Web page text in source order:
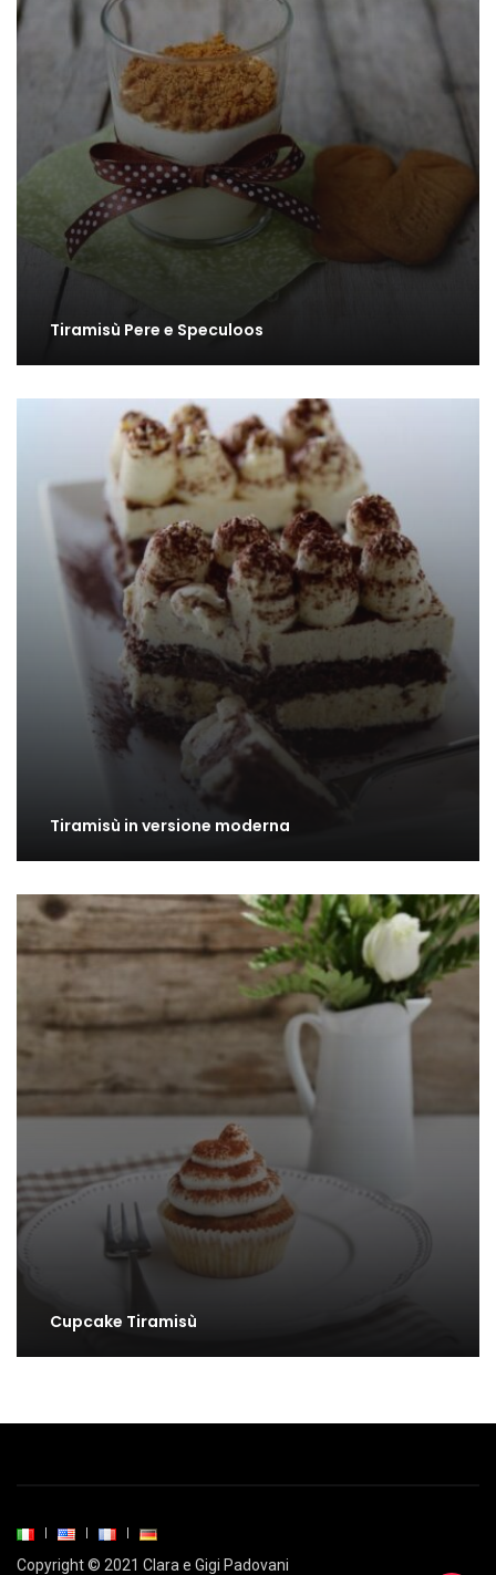
Tiramisù Pere e Speculoos
Tiramisù in versione moderna
Cupcake Tiramisù
Copyright © 2021 Clara e Gigi Padovani